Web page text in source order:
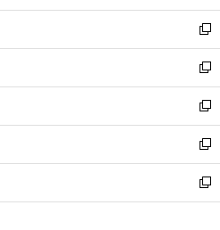
開
く
ウ
で
開
く
ン
ド
ウ
で
開
く
ウ
ィ
ン
ド
ウ
で
開
く
新
し
い
ウ
ィ
ン
ド
ウ
で
開
新
し
い
ウ
ィ
ン
ド
ウ
新
し
い
ウ
ィ
ン
新
し
い
ウ
新
し